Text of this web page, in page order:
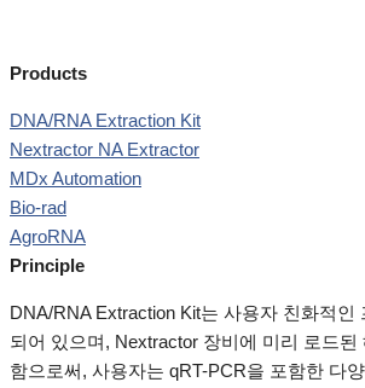
Products
DNA/RNA Extraction Kit
Nextractor NA Extractor
MDx Automation
Bio-rad
AgroRNA
Principle
DNA/RNA Extraction Kit는 사용자 친화적
되어 있으며, Nextractor 장비에 미리 로드
함으로써, 사용자는 qRT-PCR을 포함한 다